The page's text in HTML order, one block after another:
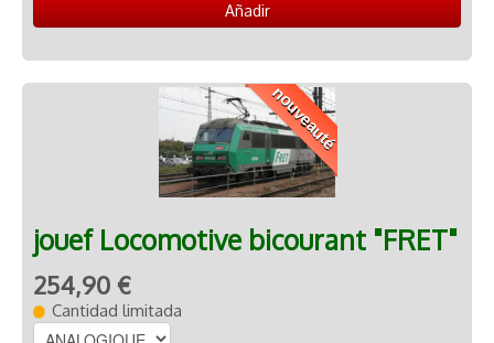
Añadir
nouveauté
jouef Locomotive bicourant "FRET"
254,90 €
Cantidad limitada